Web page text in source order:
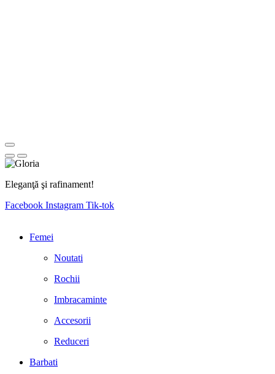
Eleganţă şi rafinament!
Facebook Instagram Tik-tok
Femei
Noutati
Rochii
Imbracaminte
Accesorii
Reduceri
Barbati